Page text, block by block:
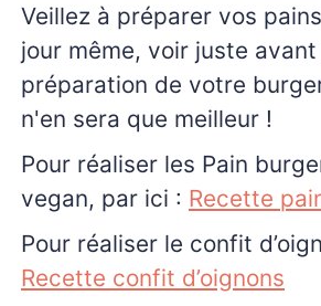
Veillez à préparer vos
jour même, voir juste avant
préparation de votre
n'en sera que meilleur !
Pour réaliser les Pain
vegan, par ici : Recette
Pour réaliser le confit
Recette confit d’oignons